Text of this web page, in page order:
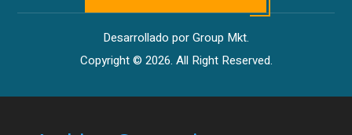
Desarrollado por Group Mkt.
Copyright © 2026. All Right Reserved.